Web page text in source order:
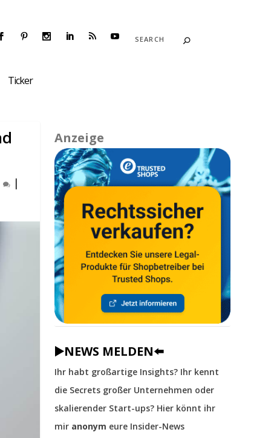
Ticker
|
Anzeige
▶️NEWS MELDEN⬅️
Ihr habt großartige Insights? Ihr kennt
die Secrets großer Unternehmen oder
skalierender Start-ups? Hier könnt ihr
mir anonym eure Insider-News